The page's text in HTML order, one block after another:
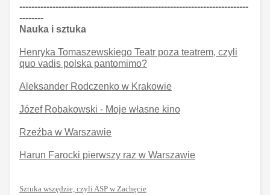
----------------------------------------------------------------------------
--------
Nauka i sztuka
Henryka Tomaszewskiego Teatr poza teatrem, czyli
quo vadis polska pantomimo?
Aleksander Rodczenko w Krakowie
Józef Robakowski - Moje własne kino
Rzeźba w Warszawie
Harun Farocki pierwszy raz w Warszawie
Sztuka wszędzie, czyli ASP w Zachęcie